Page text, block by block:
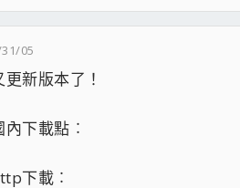
05
更新版本了！
內下載點︰
下載︰